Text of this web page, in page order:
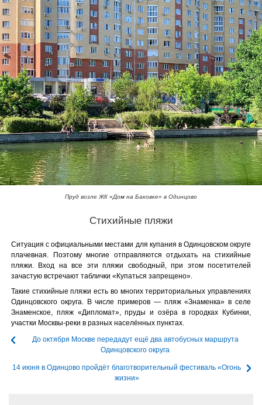
Пруд возле ЖК «Дом на Баковке» в Одинцово
Стихийные пляжи
Ситуация с официальными местами для купания в Одинцовском округе
плачевная. Поэтому многие отправляются отдыхать на стихийные
пляжи. Вход на все эти пляжи свободный, при этом посетителей
зачастую встречают таблички «Купаться запрещено».
Такие стихийные пляжи есть во многих территориальных управлениях
Одинцовского округа. В числе примеров — пляж «Знаменка» в селе
Знаменское, пляж «Дипломат», пруды и озёра в городках Кубинки,
участки Москвы-реки в разных населённых пунктах.
До октября Москве передадут ещё два автобусных маршрута
Одинцовского округа
14 июня в Одинцово пройдёт благотворительный фестиваль «Огонь
жизни»